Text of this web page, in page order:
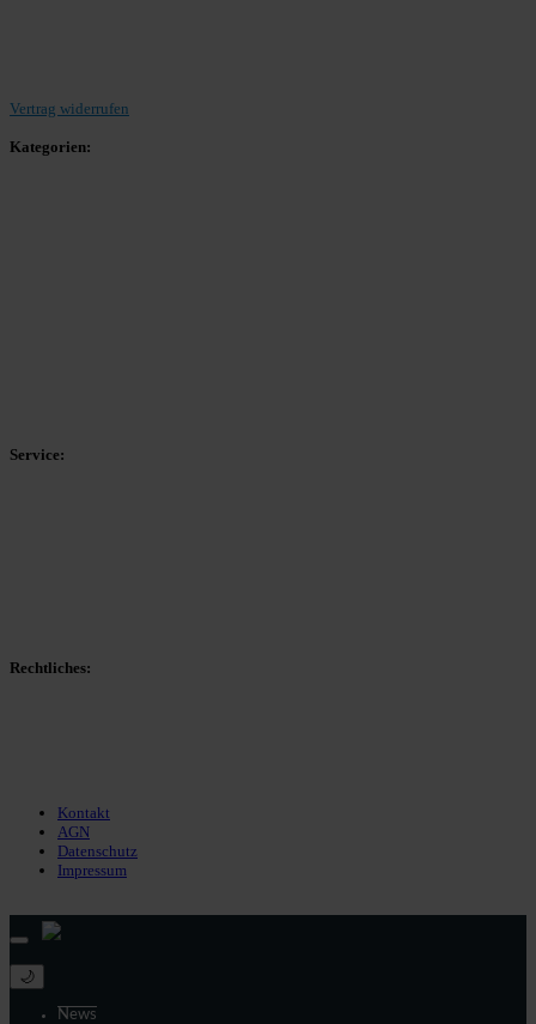
Vertrag widerrufen
Kategorien:
Service:
Rechtliches:
Kontakt
AGN
Datenschutz
Impressum
🌙
News